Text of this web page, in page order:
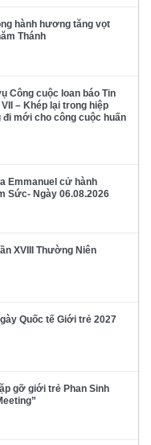
hành hương tăng vọt
Thánh
Công cuộc loan báo Tin
– Khép lại trong hiệp
mới cho công cuộc huấn
Emmanuel cử hành
Sức- Ngày 06.08.2026
XVIII Thường Niên
Quốc tế Giới trẻ 2027
gỡ giới trẻ Phan Sinh